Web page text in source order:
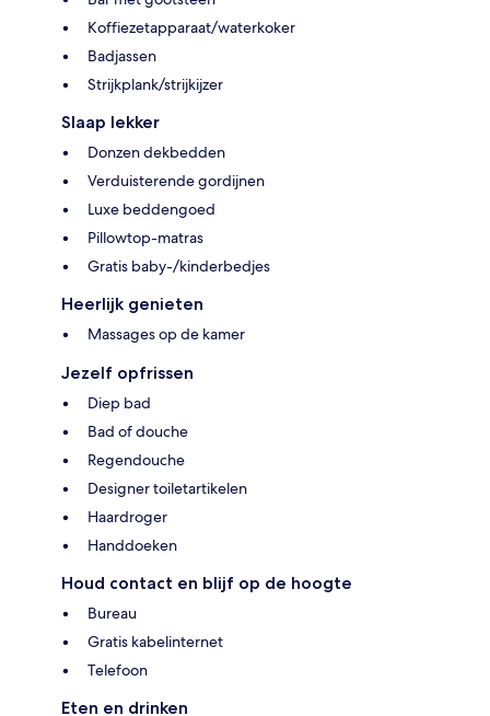
Koffiezetapparaat/waterkoker
Badjassen
Strijkplank/strijkijzer
Slaap lekker
Donzen dekbedden
Verduisterende gordijnen
Luxe beddengoed
Pillowtop-matras
Gratis baby-/kinderbedjes
Heerlijk genieten
Massages op de kamer
Jezelf opfrissen
Diep bad
Bad of douche
Regendouche
Designer toiletartikelen
Haardroger
Handdoeken
Houd contact en blijf op de hoogte
Bureau
Gratis kabelinternet
Telefoon
Eten en drinken